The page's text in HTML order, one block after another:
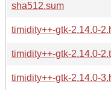
sha512.sum
timidity++-gtk-2.14.0-
timidity++-gtk-2.14.0-
timidity++-gtk-2.14.0-